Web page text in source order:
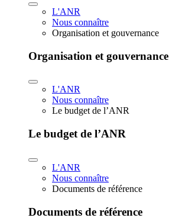
L'ANR
Nous connaître
Organisation et gouvernance
Organisation et gouvernance
L'ANR
Nous connaître
Le budget de l’ANR
Le budget de l’ANR
L'ANR
Nous connaître
Documents de référence
Documents de référence